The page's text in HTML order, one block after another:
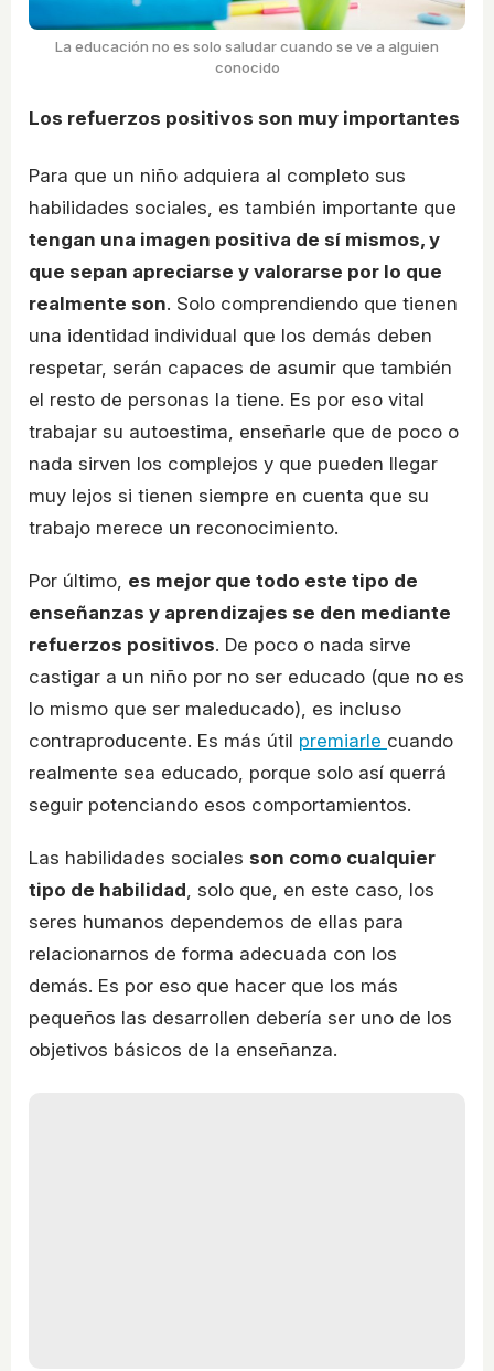
La educación no es solo saludar cuando se ve a alguien
conocido
Los refuerzos positivos son muy importantes
Para que un niño adquiera al completo sus
habilidades sociales, es también importante que
tengan una imagen positiva de sí mismos, y
que sepan apreciarse y valorarse por lo que
realmente son. Solo comprendiendo que tienen
una identidad individual que los demás deben
respetar, serán capaces de asumir que también
el resto de personas la tiene. Es por eso vital
trabajar su autoestima, enseñarle que de poco o
nada sirven los complejos y que pueden llegar
muy lejos si tienen siempre en cuenta que su
trabajo merece un reconocimiento.
Por último, es mejor que todo este tipo de
enseñanzas y aprendizajes se den mediante
refuerzos positivos. De poco o nada sirve
castigar a un niño por no ser educado (que no es
lo mismo que ser maleducado), es incluso
contraproducente. Es más útil premiarle cuando
realmente sea educado, porque solo así querrá
seguir potenciando esos comportamientos.
Las habilidades sociales son como cualquier
tipo de habilidad , solo que, en este caso, los
seres humanos dependemos de ellas para
relacionarnos de forma adecuada con los
demás. Es por eso que hacer que los más
pequeños las desarrollen debería ser uno de los
objetivos básicos de la enseñanza.